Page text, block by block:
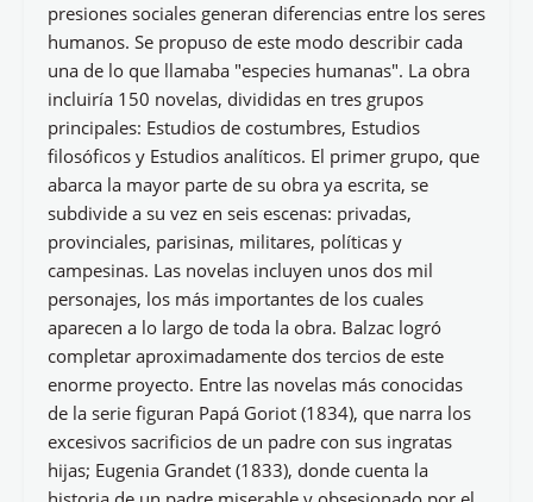
presiones sociales generan diferencias entre los seres
humanos. Se propuso de este modo describir cada
una de lo que llamaba "especies humanas". La obra
incluiría 150 novelas, divididas en tres grupos
principales: Estudios de costumbres, Estudios
filosóficos y Estudios analíticos. El primer grupo, que
abarca la mayor parte de su obra ya escrita, se
subdivide a su vez en seis escenas: privadas,
provinciales, parisinas, militares, políticas y
campesinas. Las novelas incluyen unos dos mil
personajes, los más importantes de los cuales
aparecen a lo largo de toda la obra. Balzac logró
completar aproximadamente dos tercios de este
enorme proyecto. Entre las novelas más conocidas
de la serie figuran Papá Goriot (1834), que narra los
excesivos sacrificios de un padre con sus ingratas
hijas; Eugenia Grandet (1833), donde cuenta la